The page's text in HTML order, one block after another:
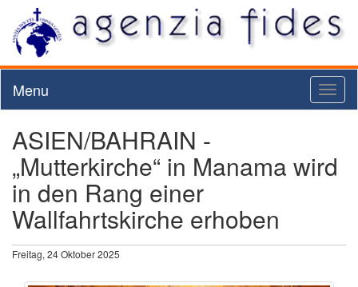
Menu
ASIEN/BAHRAIN -
„Mutterkirche“ in Manama wird
in den Rang einer
Wallfahrtskirche erhoben
Freitag, 24 Oktober 2025